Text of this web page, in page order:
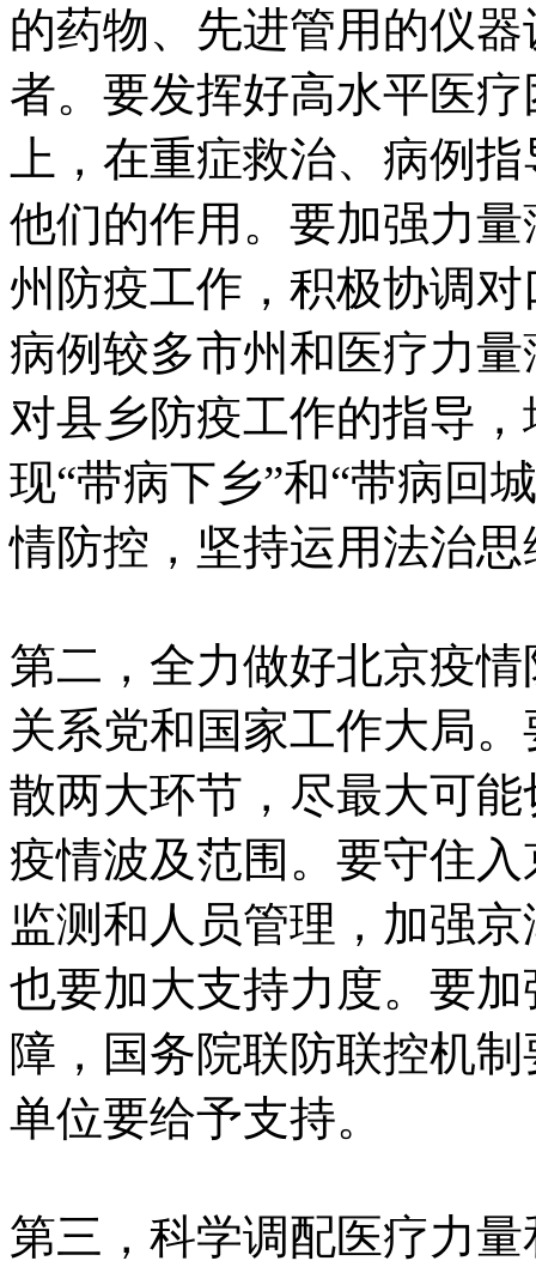
的药物、先进管用的仪
者。要发挥好高水平医
上，在重症救治、病例
他们的作用。要加强力
州防疫工作，积极协调
病例较多市州和医疗力
对县乡防疫工作的指导
现“带病下乡”和“带病回
情防控，坚持运用法治
第二，全力做好北京疫
关系党和国家工作大局
散两大环节，尽最大可
疫情波及范围。要守住
监测和人员管理，加强
也要加大支持力度。要
障，国务院联防联控机
单位要给予支持。
第三，科学调配医疗力